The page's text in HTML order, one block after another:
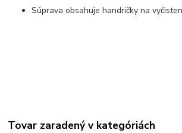
Súprava obsahuje handričky na
Tovar zaradený v kategóriách